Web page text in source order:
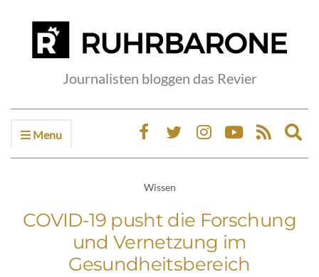
Journalisten bloggen das Revier
Menu
Wissen
COVID-19 pusht die Forschung
und Vernetzung im
Gesundheitsbereich